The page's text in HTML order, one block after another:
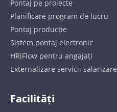
Pontaj pe proiecte
Planificare program de lucru
Pontaj producție
Sistem pontaj electronic
HRiFlow pentru angajați
Externalizare servicii salarizare
Facilități